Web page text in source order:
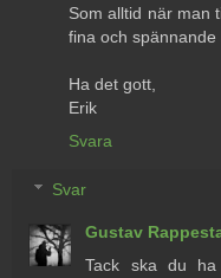
Som alltid när man
fina och spännande
Ha det gott,
Erik
Svara
Svar
Gustav
Tack ska du